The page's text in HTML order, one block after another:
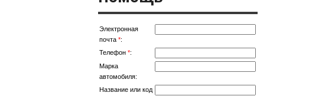
Электронная
почта *:
Телефон *:
Марка
автомобиля:
Название или код